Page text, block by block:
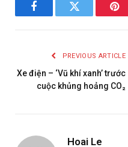
FacebookTwitter
PREVIOUS ARTICLE
Xe điện – ‘Vũ khí xanh’ trước
cuộc khủng hoảng CO₂
Hoai Le